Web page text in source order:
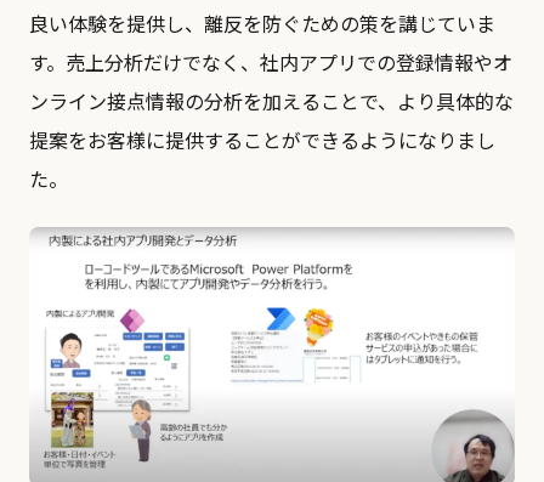
良い体験を提供し、離反を防ぐための策を講じていま
す。売上分析だけでなく、社内アプリでの登録情報やオ
ンライン接点情報の分析を加えることで、より具体的な
提案をお客様に提供することができるようになりまし
た。